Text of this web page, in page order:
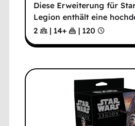
Diese Erweiterung für
Legion enthält eine
2
| 14+ | 120